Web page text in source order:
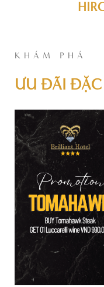
KHÁM PHÁ
ƯU ĐÃI ĐẶC